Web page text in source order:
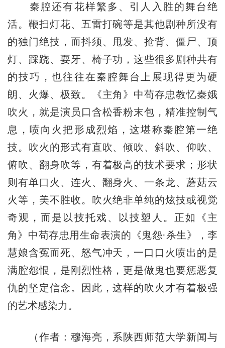
秦腔还有花样繁多、引人入胜的舞台绝
活。鞭扫灯花、五雷打碗等是其他剧种所没有
的独门绝技，而抖须、甩发、抢背、僵尸、顶
灯、踩跷、耍牙、椅子功，这些很多剧种共有
的技巧，也往往在秦腔舞台上展现得更为硬
朗、火爆、极致。《主角》中苟存忠教忆秦娥
吹火，就是演员口含松香粉末包，精准控制气
息，喷向火把形成烈焰，这堪称秦腔第一绝
技。吹火的形式有直吹、倾吹、斜吹、仰吹、
俯吹、翻身吹等，有着极高的技术要求；形状
则有单口火、连火、翻身火、一条龙、蘑菇云
火等，美不胜收。吹火绝非单纯的炫技或视觉
奇观，而是以技托戏、以技塑人。正如《主
角》中苟存忠用生命表演的《鬼怨·杀生》，李
慧娘含冤而死、怒气冲天，一口口火喷出的是
满腔怨恨，是刚烈性格，更是做鬼也要惩恶复
仇的坚定信念。因此，这样的吹火才有着极强
的艺术感染力。
（作者：穆海亮，系陕西师范大学新闻与